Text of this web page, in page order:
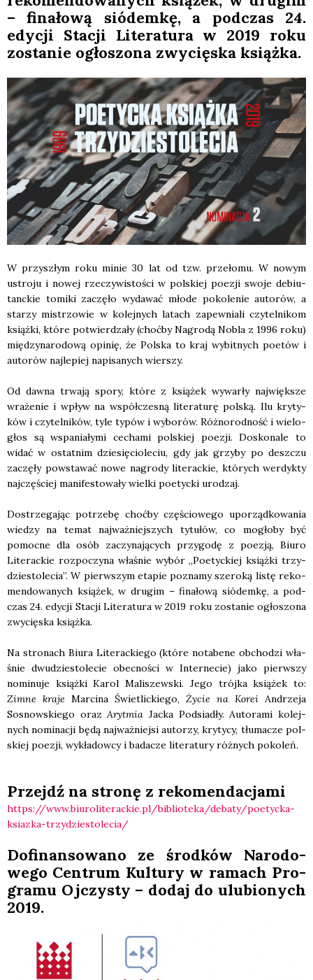
– fina­ło­wą sió­dem­kę, a pod­czas 24.
edy­cji Sta­cji Lite­ra­tu­ra w 2019 roku
zosta­nie ogło­szo­na zwy­cię­ska książ­ka.
W przy­szłym roku minie 30 lat od tzw. prze­ło­mu. W nowym
ustro­ju i nowej rze­czy­wi­sto­ści w pol­skiej poezji swo­je debiu­
tanc­kie tomi­ki zaczę­ło wyda­wać mło­de poko­le­nie auto­rów, a
sta­rzy mistrzo­wie w kolej­nych latach zapew­nia­li czy­tel­ni­kom
książ­ki, któ­re potwier­dza­ły (choć­by Nagro­dą Nobla z 1996 roku)
mię­dzy­na­ro­do­wą opi­nię, że Pol­ska to kraj wybit­nych poetów i
auto­rów naj­le­piej napi­sa­nych wier­szy.
Od daw­na trwa­ją spo­ry, któ­re z ksią­żek wywar­ły naj­więk­sze
wra­że­nie i wpływ na współ­cze­sną lite­ra­tu­rę pol­ską. Ilu kry­ty­
ków i czy­tel­ni­ków, tyle typów i wybo­rów. Róż­no­rod­ność i wie­lo­
głos są wspa­nia­ły­mi cecha­mi pol­skiej poezji. Dosko­na­le to
widać w ostat­nim dzie­się­cio­le­ciu, gdy jak grzy­by po desz­czu
zaczę­ły powsta­wać nowe nagro­dy lite­rac­kie, któ­rych wer­dyk­ty
naj­czę­ściej mani­fe­sto­wa­ły wiel­ki poetyc­ki uro­dzaj.
Dostrze­ga­jąc potrze­bę choć­by czę­ścio­we­go upo­rząd­ko­wa­nia
wie­dzy na temat naj­waż­niej­szych tytu­łów, co mogło­by być
pomoc­ne dla osób zaczy­na­ją­cych przy­go­dę z poezją, Biu­ro
Lite­rac­kie roz­po­czy­na wła­śnie wybór „Poetyc­kiej książ­ki trzy­
dzie­sto­le­cia”. W pierw­szym eta­pie pozna­my sze­ro­ką listę reko­
men­do­wa­nych ksią­żek, w dru­gim – fina­ło­wą sió­dem­kę, a pod­
czas 24. edy­cji Sta­cji Lite­ra­tu­ra w 2019 roku zosta­nie ogło­szo­na
zwy­cię­ska książ­ka.
Na stro­nach Biu­ra Lite­rac­kie­go (któ­re nota­be­ne obcho­dzi wła­
śnie dwu­dzie­sto­le­cie obec­no­ści w Inter­ne­cie) jako pierw­szy
nomi­nu­je książ­ki Karol Mali­szew­ski. Jego trój­ka ksią­żek to:
Zim­ne kra­je Mar­ci­na Świe­tlic­kie­go, Życie na Korei Andrze­ja
Sosnow­skie­go oraz Aryt­mia Jac­ka Pod­sia­dły. Auto­ra­mi kolej­
nych nomi­na­cji będą naj­waż­niej­si auto­rzy, kry­ty­cy, tłu­ma­cze pol­
skiej poezji, wykła­dow­cy i bada­cze lite­ra­tu­ry róż­nych poko­leń.
Przejdź na stro­nę z reko­men­da­cja­mi
https://www.biuroliterackie.pl/biblioteka/debaty/poetycka-
ksiazka-trzydziestolecia/
Dofi­nan­so­wa­no ze środ­ków Naro­do­
we­go Cen­trum Kul­tu­ry w ramach Pro­
gra­mu Ojczy­sty – dodaj do ulu­bio­nych
2019.